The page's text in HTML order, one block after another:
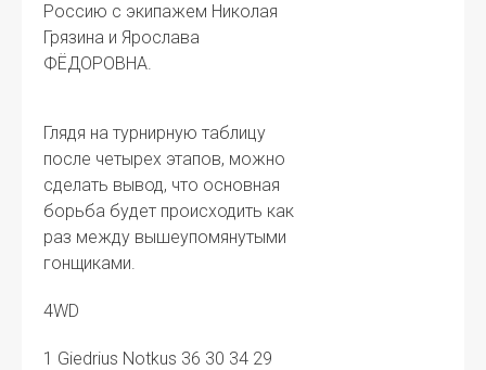
Россию с экипажем Николая
Грязина и Ярослава
ФЁДОРОВНА.
Глядя на турнирную таблицу
после четырех этапов, можно
сделать вывод, что основная
борьба будет происходить как
раз между вышеупомянутыми
гонщиками.
4WD
1 Giedrius Notkus 36 30 34 29